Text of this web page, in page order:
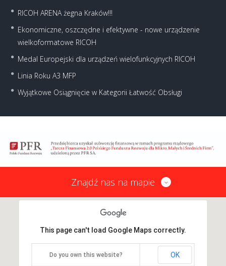
RICOH ARENA żegna Kraków!!!
Ekonomiczne, oszczędne i efektywne - nowe urządzenie
wielkoformatowe RICOH
Medal Europejski dla urządzeń wielofunkcyjnych RICOH
Linia Roku A3 MFP
Wyjątkowe Osiągnięcie w Kategorii Łatwość Obsługi
Znajdź nas na mapie
This page can't load Google Maps correctly.
Do you own this website? OK